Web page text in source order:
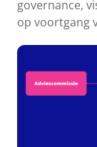
governance,
op voortgang